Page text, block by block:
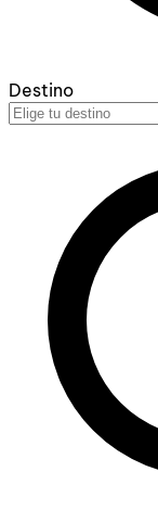
Destino